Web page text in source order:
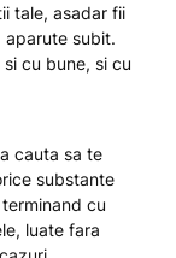
tale, asadar fii
aparute subit.
cu bune, si cu
cauta sa te
substante
cu
luate fara